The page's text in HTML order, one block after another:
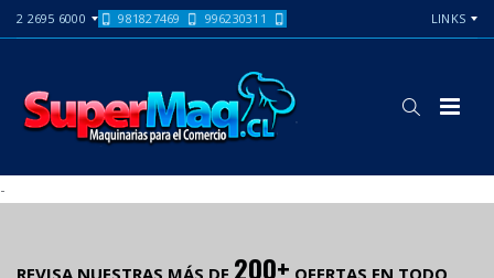
2 2695 6000 981827469 996230311 LINKS
-
200+